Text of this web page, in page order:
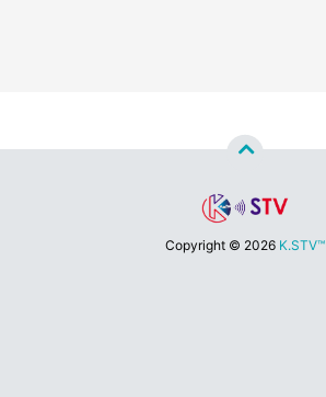
Copyright © 2026 K.STV™